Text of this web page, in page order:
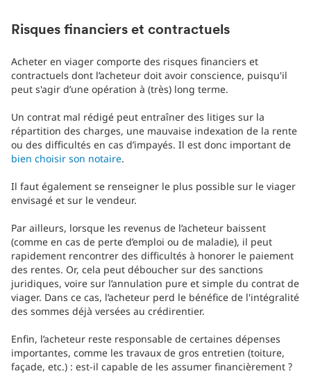
Risques financiers et contractuels
Acheter en viager comporte des risques financiers et
contractuels dont l’acheteur doit avoir conscience, puisqu'il
peut s'agir d’une opération à (très) long terme.
Un contrat mal rédigé peut entraîner des litiges sur la
répartition des charges, une mauvaise indexation de la rente
ou des difficultés en cas d’impayés. Il est donc important de
bien choisir son notaire.
Il faut également se renseigner le plus possible sur le viager
envisagé et sur le vendeur.
Par ailleurs, lorsque les revenus de l’acheteur baissent
(comme en cas de perte d’emploi ou de maladie), il peut
rapidement rencontrer des difficultés à honorer le paiement
des rentes. Or, cela peut déboucher sur des sanctions
juridiques, voire sur l’annulation pure et simple du contrat de
viager. Dans ce cas, l’acheteur perd le bénéfice de l'intégralité
des sommes déjà versées au crédirentier.
Enfin, l’acheteur reste responsable de certaines dépenses
importantes, comme les travaux de gros entretien (toiture,
façade, etc.) : est-il capable de les assumer financièrement ?